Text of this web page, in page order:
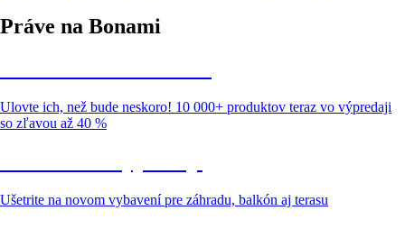
Práve na Bonami
Ulovte ich, než bude neskoro! 10 000+ produktov teraz vo výpredaji
so zľavou až 40 %
Ušetrite na novom vybavení pre záhradu, balkón aj terasu